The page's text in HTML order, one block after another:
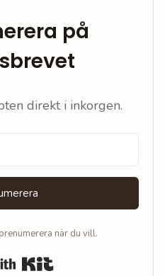
på
direkt i inkorgen.
när du vill.